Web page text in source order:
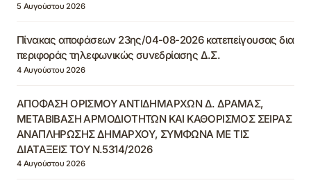
5 Αυγούστου 2026
Πίνακας αποφάσεων 23ης/04-08-2026 κατεπείγουσας δια
περιφοράς τηλεφωνικώς συνεδρίασης Δ.Σ.
4 Αυγούστου 2026
ΑΠΟΦΑΣΗ ΟΡΙΣΜΟΥ ΑΝΤΙΔΗΜΑΡΧΩΝ Δ. ΔΡΑΜΑΣ,
ΜΕΤΑΒΙΒΑΣΗ ΑΡΜΟΔΙΟΤΗΤΩΝ ΚΑΙ ΚΑΘΟΡΙΣΜΟΣ ΣΕΙΡΑΣ
ΑΝΑΠΛΗΡΩΣΗΣ ΔΗΜΑΡΧΟΥ, ΣΥΜΦΩΝΑ ΜΕ ΤΙΣ
ΔΙΑΤΑΞΕΙΣ ΤΟΥ Ν.5314/2026
4 Αυγούστου 2026